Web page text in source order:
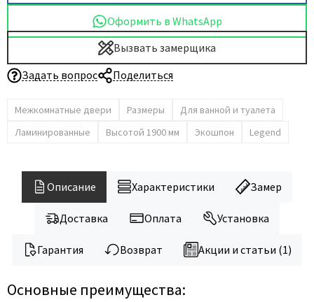
Оформить в WhatsApp
Вызвать замерщика
Задать вопрос
Поделиться
Межкомнатные двери Размеры
Для ванной и туалета
Ламинированные
Высотой 1900 мм Экошпон Legend
Описание Характеристики Замер
Доставка Оплата Установка
Гарантия Возврат Акции и статьи (1)
Основные преимущества: